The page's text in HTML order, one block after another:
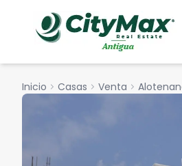
Inicio chevron_right Casas chevron_right Venta chevron_right